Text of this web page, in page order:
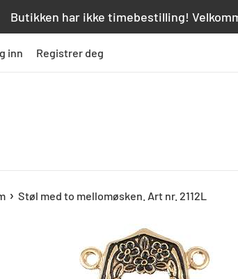
Butikken har ikke timebestilling!
inn Registrer deg
› Støl med to mellomøsken. Art nr. 2112L